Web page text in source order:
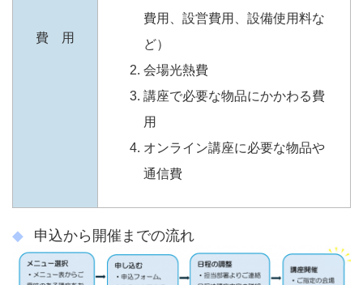
費 用
費用、設営費用、設備使用料な
ど）
会場光熱費
講座で必要な物品にかかわる費
用
オンライン講座に必要な物品や
通信費
申込から開催までの流れ